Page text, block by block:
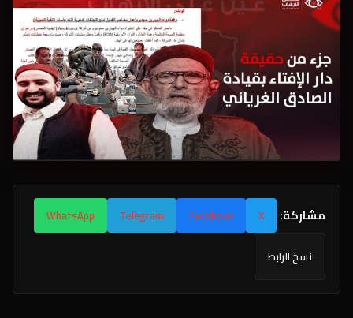
مشاركة: X
Facebook
Telegram
WhatsApp
نسخ الرابط